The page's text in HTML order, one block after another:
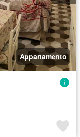
Appartamento